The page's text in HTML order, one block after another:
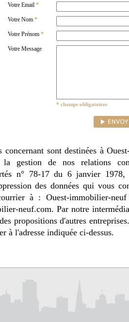
Votre Email *
Votre Nom *
Votre Prénom *
Votre Message
* champs obligatoires
concernant sont destinées à
la gestion de nos relations
n° 78-17 du 6 janvier 1978,
des données qui vous
à : Ouest-immobilier-
neuf.com. Par notre
propositions d'autres
à l'adresse indiquée ci-dessus.